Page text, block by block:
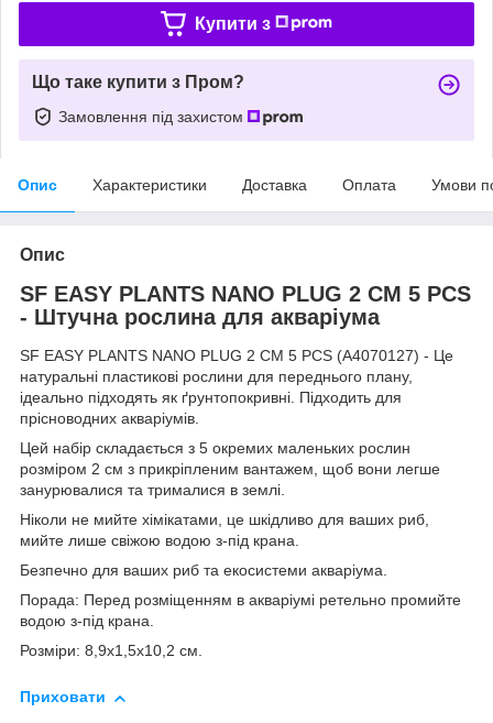
Купити з
Що таке купити з Пром?
Замовлення під захистом
Опис Характеристики Доставка Оплата Умови
Опис
SF EASY PLANTS NANO PLUG 2 CM 5 PCS
- Штучна рослина для акваріума
SF EASY PLANTS NANO PLUG 2 CM 5 PCS (A4070127) - Це
натуральні пластикові рослини для переднього плану,
ідеально підходять як ґрунтопокривні. Підходить для
прісноводних акваріумів.
Цей набір складається з 5 окремих маленьких рослин
розміром 2 см з прикріпленим вантажем, щоб вони легше
занурювалися та трималися в землі.
Ніколи не мийте хімікатами, це шкідливо для ваших риб,
мийте лише свіжою водою з-під крана.
Безпечно для ваших риб та екосистеми акваріума.
Порада: Перед розміщенням в акваріумі ретельно промийте
водою з-під крана.
Розміри: 8,9x1,5x10,2 см.
Приховати